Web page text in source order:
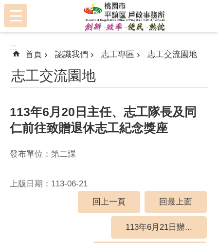
跳到主要內容區塊
:::
:::
首頁 認識我們 志工專區 志工交流園地
志工交流園地
113年6月20日主任、志工隊長及同
仁前往致贈退休志工紀念獎座
發布單位：第二課
上版日期：113-06-21
回上一頁
回最上面
113年6月21日辦...